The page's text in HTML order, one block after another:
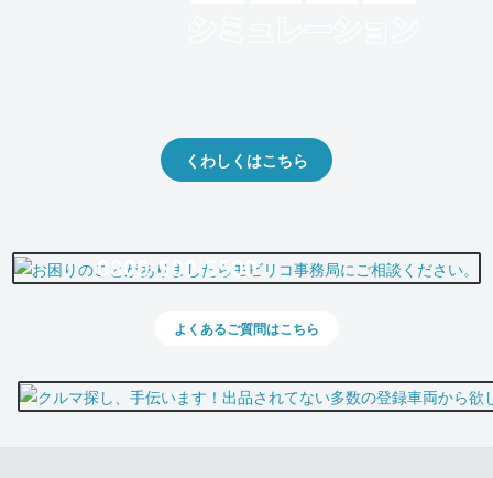
くわしくはこちら
0800-500-5500
よくあるご質問はこちら